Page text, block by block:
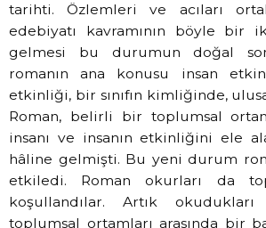
tarihti. Özlemleri ve acıları
edebiyatı kavramının böyle bir
gelmesi bu durumun doğal
romanın ana konusu insan
etkinliği, bir sınıfın kimliğinde, ulusal
Roman, belirli bir toplumsal
insanı ve insanın etkinliğini ele
hâline gelmişti. Bu yeni durum
etkiledi. Roman okurları da
koşullandılar. Artık
toplumsal ortamları arasında bir